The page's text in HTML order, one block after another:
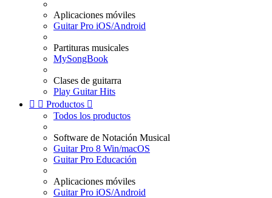
Aplicaciones móviles
Guitar Pro iOS/Android
Partituras musicales
MySongBook
Clases de guitarra
Play Guitar Hits
  Productos 
Todos los productos
Software de Notación Musical
Guitar Pro 8 Win/macOS
Guitar Pro Educación
Aplicaciones móviles
Guitar Pro iOS/Android